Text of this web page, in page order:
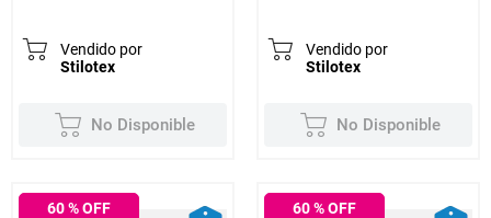
Vendido por
Stilotex
No Disponible
Vendido por
Stilotex
No Disponible
60% OFF 60% OFF